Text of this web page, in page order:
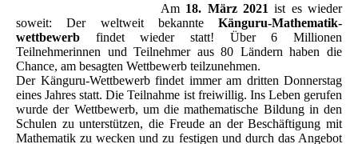
Am 18. März 2021 ist es wieder
soweit: Der weltweit bekannte Känguru-Mathematik-
wettbewerb findet wieder statt! Über 6 Millionen
Teilnehmerinnen und Teilnehmer aus 80 Ländern haben die
Chance, am besagten Wettbewerb teilzunehmen.
Der Känguru-Wettbewerb findet immer am dritten Donnerstag
eines Jahres statt. Die Teilnahme ist freiwillig. Ins Leben gerufen
wurde der Wettbewerb, um die mathematische Bildung in den
Schulen zu unterstützen, die Freude an der Beschäftigung mit
Mathematik zu wecken und zu festigen und durch das Angebot